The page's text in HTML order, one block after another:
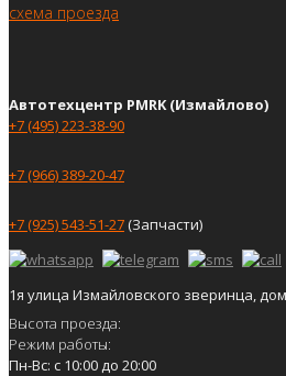
схема проезда
Автотехцентр PMRK (Измайлово)
+7 (495) 223-38-90
+7 (966) 389-20-47
+7 (925) 543-51-27(Запчасти)
1я улица Измайловского зверинца,
Высота проезда:
Режим работы:
Пн-Вс: с 10:00 до 20:00